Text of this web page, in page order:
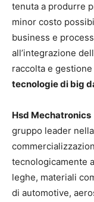
tenuta a produrre
minor costo
business e
all’integrazione
raccolta e
tecnologie di big
Hsd Mechatronics
gruppo leader
tecnologicamente
leghe, materiali
di automotive,